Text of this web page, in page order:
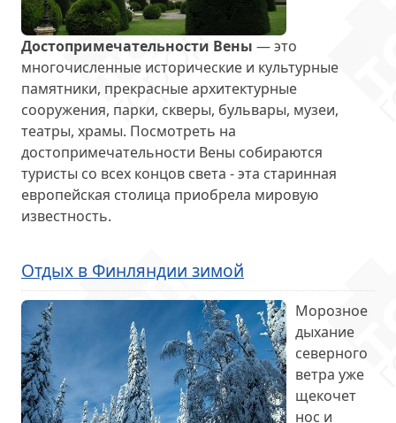
Достопримечательности Вены — это
многочисленные исторические и культурные
памятники, прекрасные архитектурные
сооружения, парки, скверы, бульвары, музеи,
театры, храмы. Посмотреть на
достопримечательности Вены собираются
туристы со всех концов света - эта старинная
европейская столица приобрела мировую
известность.
Отдых в Финляндии зимой
Морозное
дыхание
северного
ветра уже
щекочет
нос и